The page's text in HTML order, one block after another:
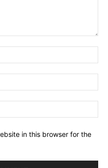
in this browser for the